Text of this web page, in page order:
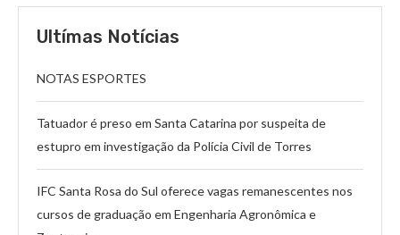
Ultímas Notícias
NOTAS ESPORTES
Tatuador é preso em Santa Catarina por suspeita de
estupro em investigação da Polícia Civil de Torres
IFC Santa Rosa do Sul oferece vagas remanescentes nos
cursos de graduação em Engenharia Agronômica e